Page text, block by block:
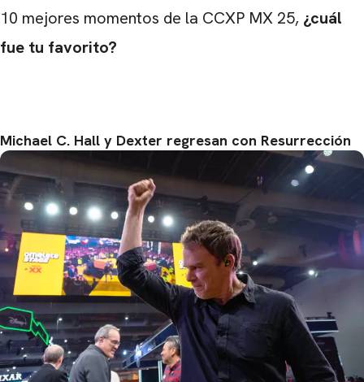
10 mejores momentos de la CCXP MX 25, ¿cuál
fue tu favorito?
Michael C. Hall y Dexter regresan con Resurrección